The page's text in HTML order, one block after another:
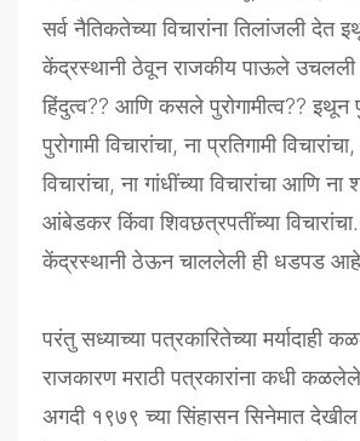
सर्व नैतिकतेच्या विचारांना तिलांजली देत
केंद्रस्थानी ठेवून राजकीय पाऊले
हिंदुत्व?? आणि कसले पुरोगामीत्व?? इथून
पुरोगामी विचारांचा, ना प्रतिगामी
विचारांचा, ना गांधींच्या विचारांचा आणि
आंबेडकर किंवा शिवछत्रपतींच्या
केंद्रस्थानी ठेऊन चाललेली ही धडपड
परंतु सध्याच्या पत्रकारितेच्या मर्यादाही
राजकारण मराठी पत्रकारांना कधी
अगदी १९७९ च्या सिंहासन सिनेमात